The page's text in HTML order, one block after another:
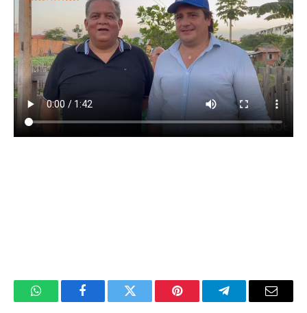
WhatsAppFacebookTwitter Pinterest TelegramaE-